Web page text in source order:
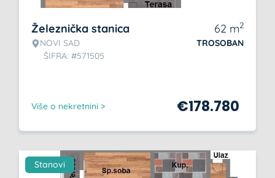
Železnička stanica
NOVI SAD
ŠIFRA: #571505
62 m2
TROSOBAN
Više o nekretnini > €178.780
Stanovi